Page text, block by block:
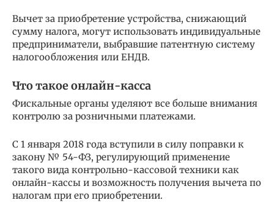
Вычет за приобретение устройства, снижающий
сумму налога, могут использовать индивидуальные
предприниматели, выбравшие патентную систему
налогообложения или ЕНДВ.
Что такое онлайн-касса
Фискальные органы уделяют все больше внимания
контролю за розничными платежами.
С 1 января 2018 года вступили в силу поправки к
закону № 54-ФЗ, регулирующий применение
такого вида контрольно-кассовой техники как
онлайн-кассы и возможность получения вычета по
налогам при его приобретении.